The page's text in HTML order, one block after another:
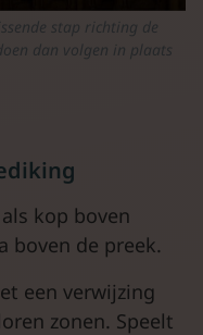
stap richting de
dan volgen in plaats
kop boven
boven de preek.
een verwijzing
zonen. Speelt